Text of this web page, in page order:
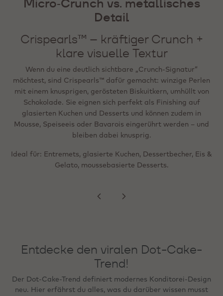
Detail
Crispearls™ – kräftiger Crunch +
klare visuelle Textur
Wenn du eine deutlich sichtbare „Crunch‑Signatur“
möchtest, sind Crispearls™ dafür gemacht: winzige Perlen
mit einem knusprigen, gerösteten Biskuitkern, umhüllt von
Schokolade. Sie eignen sich perfekt als Finishing auf
glasierten Kuchen und Desserts und können zudem in
Mousse, Speiseeis oder Bavarois eingerührt werden – und
bleiben dabei knusprig.
Ideal für: Entremets, glasierte Kuchen, Dessertbecher, Eis &
Gelato, moussebasierte Desserts.
weiterhin crunchy)
Mini Crispearls™ sind die „Mikro“-Version: Miniaturperlen
winzigen gerösteten Biskuitkern. Sie lassen sich leicht
streuen (Sprinkle‑Format) und eignen sich für Shakes,
Standardversion können sie in Mousse, Eis oder Bavarois
gemischt werden und bleiben angenehm knusprig.
Ideal für: feineres, eleganteres Finishing; Getränketoppings;
gleichmäßige Verteilung auf Oberflächen (z. B. Ränder,
Metallic Flakes – hochwertiger
visueller Akzent (hitzestabil /
gefriergeeignet)
Wenn das Ziel ein „Wow“-Effekt ist – festlich,
Metallic Flakes präzise visuelle Akzente. Sie sind
gebrauchsfertig, hitzestabil und lassen sich auf dem
fertigen Produkt einfrieren, ohne Farbübertragung auf
Cremes oder Biskuits.
Pralinen‑Finish, saisonale Specials und
Premium‑Präsentationen in der Theke.
Entdecke den viralen Dot-Cake-
Trend!
Der Dot-Cake-Trend definiert modernes Konditorei-Design
neu. Hier erfährst du alles, was du darüber wissen musst